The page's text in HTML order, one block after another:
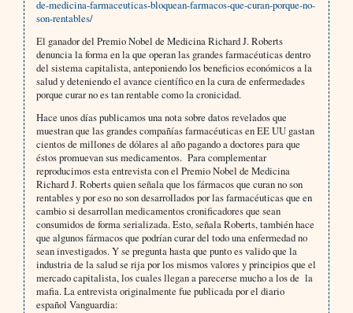
de-medicina-farmaceuticas-bloquean-farmacos-que-curan-porque-no-
son-rentables/
El ganador del Premio Nobel de Medicina Richard J. Roberts
denuncia la forma en la que operan las grandes farmacéuticas dentro
del sistema capitalista, anteponiendo los beneficios económicos a la
salud y deteniendo el avance científico en la cura de enfermedades
porque curar no es tan rentable como la cronicidad.
Hace unos días publicamos una nota sobre datos revelados que
muestran que las grandes compañías farmacéuticas en EE UU gastan
cientos de millones de dólares al año pagando a doctores para que
éstos promuevan sus medicamentos. Para complementar
reproducimos esta entrevista con el Premio Nobel de Medicina
Richard J. Roberts quien señala que los fármacos que curan no son
rentables y por eso no son desarrollados por las farmacéuticas que en
cambio si desarrollan medicamentos cronificadores que sean
consumidos de forma serializada. Esto, señala Roberts, también hace
que algunos fármacos que podrían curar del todo una enfermedad no
sean investigados. Y se pregunta hasta que punto es valido que la
industria de la salud se rija por los mismos valores y principios que el
mercado capitalista, los cuales llegan a parecerse mucho a los de la
mafia. La entrevista originalmente fue publicada por el diario
español Vanguardia: